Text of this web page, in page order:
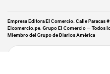
Empresa Editora El Comercio. Calle Paracas
Elcomercio.pe. Grupo El Comercio — Todos
Miembro del Grupo de Diarios América